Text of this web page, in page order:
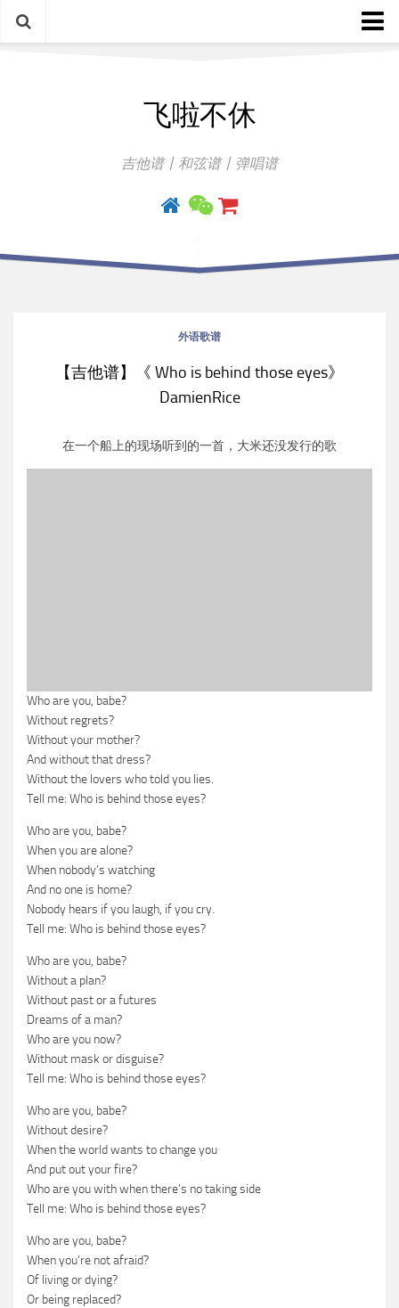
飞啦不休
吉他谱丨和弦谱丨弹唱谱
外语歌谱
【吉他谱】《 Who is behind those eyes》
DamienRice
在一个船上的现场听到的一首，大米还没发行的歌
Who are you, babe?
Without regrets?
Without your mother?
And without that dress?
Without the lovers who told you lies.
Tell me: Who is behind those eyes?
Who are you, babe?
When you are alone?
When nobody’s watching
And no one is home?
Nobody hears if you laugh, if you cry.
Tell me: Who is behind those eyes?
Who are you, babe?
Without a plan?
Without past or a futures
Dreams of a man?
Who are you now?
Without mask or disguise?
Tell me: Who is behind those eyes?
Who are you, babe?
Without desire?
When the world wants to change you
And put out your fire?
Who are you with when there’s no taking side
Tell me: Who is behind those eyes?
Who are you, babe?
When you’re not afraid?
Of living or dying?
Or being replaced?